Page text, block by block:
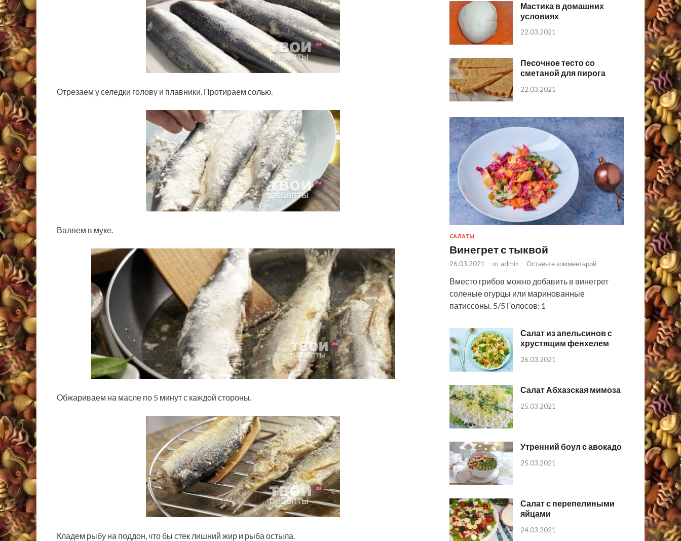
Отрезаем у селедки голову и плавники. Протираем солью.
Валяем в муке.
Обжариваем на масле по 5 минут с каждой стороны.
Кладем рыбу на поддон, что бы стек лишний жир и рыба остыла.
Мастика в домашних
условиях
22.03.2021
Песочное тесто со
сметаной для пирога
22.03.2021
САЛАТЫ
Винегрет с тыквой
26.03.2021 - от admin - Оставьте комментарий
Вместо грибов можно добавить в винегрет
соленые огурцы или маринованные
патиссоны. 5/5 Голосов: 1
Салат из апельсинов с
хрустящим фенхелем
26.03.2021
Салат Абхазская мимоза
25.03.2021
Утренний боул с авокадо
25.03.2021
Салат с перепелиными
яйцами
24.03.2021